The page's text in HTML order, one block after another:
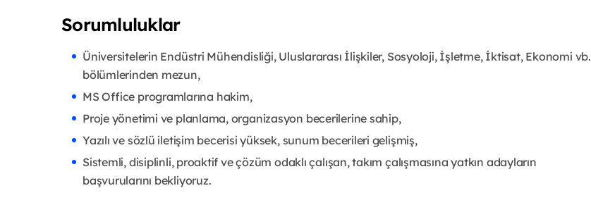
Sorumluluklar
Üniversitelerin Endüstri Mühendisliği, Uluslararası İlişkiler, Sosyoloji, İşletme, İktisat, Ekonomi vb.
bölümlerinden mezun,
MS Office programlarına hakim,
Proje yönetimi ve planlama, organizasyon becerilerine sahip,
Yazılı ve sözlü iletişim becerisi yüksek, sunum becerileri gelişmiş,
Sistemli, disiplinli, proaktif ve çözüm odaklı çalışan, takım çalışmasına yatkın adayların
başvurularını bekliyoruz.